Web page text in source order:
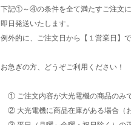
下記①～④の条件を全て満たすご注文に
即日発送いたします。
例外的に、ご注文日から【１営業日】
お急ぎの方、どうぞご利用ください！
① ご注文内容が大光電機の商品のみ
② 大光電機に商品在庫がある場合（